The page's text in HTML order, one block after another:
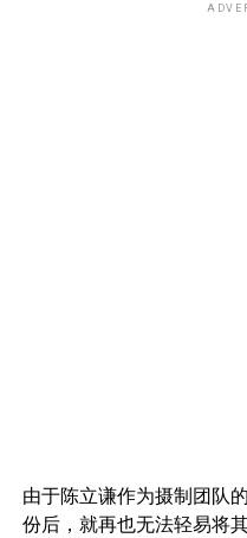
由于陈立谦作为摄制团队
份后，就再也无法轻易将其